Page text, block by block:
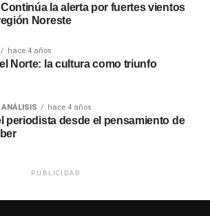
Continúa la alerta por fuertes vientos
Noreste
hace 4 años
Norte: la cultura como triunfo
ANÁLISIS hace 4 años
periodista desde el pensamiento de
PUBLICIDAD